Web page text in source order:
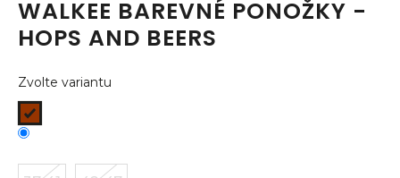
WALKEE BAREVNÉ PONOŽKY -
HOPS AND BEERS
Zvolte variantu
a
j
í
t
?